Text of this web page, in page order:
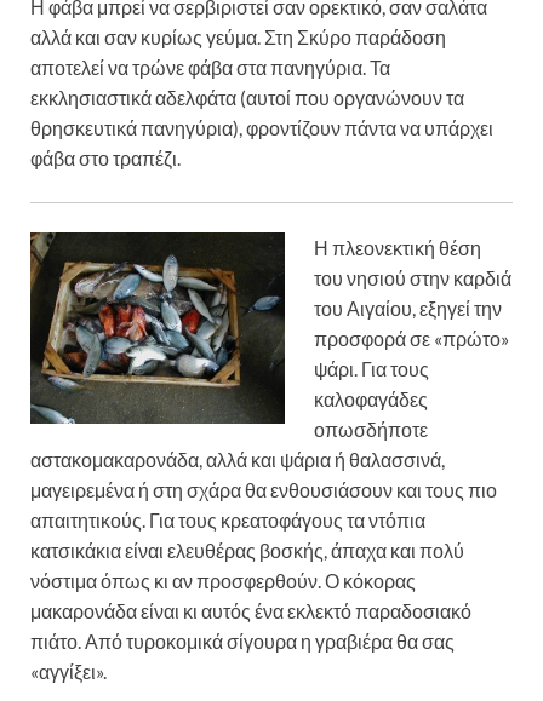
Η φάβα μπρεί να σερβιριστεί σαν ορεκτικό, σαν σαλάτα
αλλά και σαν κυρίως γεύμα. Στη Σκύρο παράδοση
αποτελεί να τρώνε φάβα στα πανηγύρια. Τα
εκκλησιαστικά αδελφάτα (αυτοί που οργανώνουν τα
θρησκευτικά πανηγύρια), φροντίζουν πάντα να υπάρχει
φάβα στο τραπέζι.
Η πλεονεκτική θέση
του νησιού στην καρδιά
του Αιγαίου, εξηγεί την
προσφορά σε «πρώτο»
ψάρι. Για τους
καλοφαγάδες
οπωσδήποτε
αστακομακαρονάδα, αλλά και ψάρια ή θαλασσινά,
μαγειρεμένα ή στη σχάρα θα ενθουσιάσουν και τους πιο
απαιτητικούς. Για τους κρεατοφάγους τα ντόπια
κατσικάκια είναι ελευθέρας βοσκής, άπαχα και πολύ
νόστιμα όπως κι αν προσφερθούν. Ο κόκορας
μακαρονάδα είναι κι αυτός ένα εκλεκτό παραδοσιακό
πιάτο. Από τυροκομικά σίγουρα η γραβιέρα θα σας
«αγγίξει».